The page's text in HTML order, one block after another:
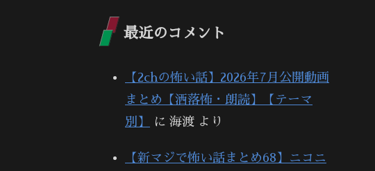
最近のコメント
【2chの怖い話】2026年7月公開動画
まとめ【洒落怖・朗読】【テーマ
別】
に 海渡 より
【新マジで怖い話まとめ68】ニコニ